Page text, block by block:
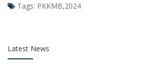
Tags: PKKMB,2024
Latest News